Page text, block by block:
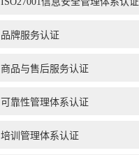
品牌服务认证
商品与售后服务认证
可靠性管理体系认证
培训管理体系认证